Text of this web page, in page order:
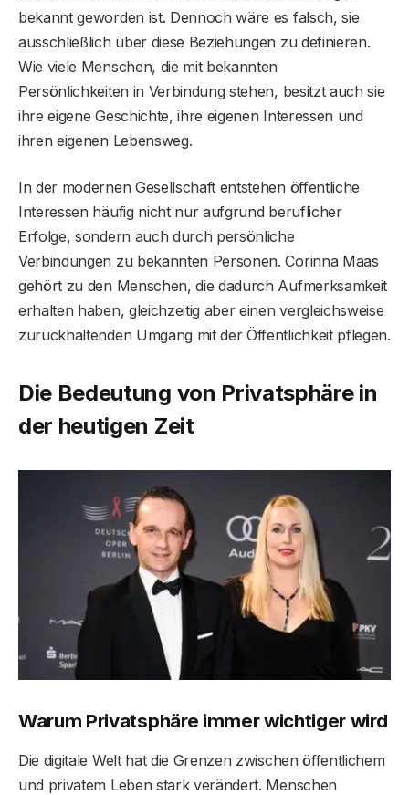
bekannt geworden ist. Dennoch wäre es falsch, sie
ausschließlich über diese Beziehungen zu definieren.
Wie viele Menschen, die mit bekannten
Persönlichkeiten in Verbindung stehen, besitzt auch sie
ihre eigene Geschichte, ihre eigenen Interessen und
ihren eigenen Lebensweg.
In der modernen Gesellschaft entstehen öffentliche
Interessen häufig nicht nur aufgrund beruflicher
Erfolge, sondern auch durch persönliche
Verbindungen zu bekannten Personen. Corinna Maas
gehört zu den Menschen, die dadurch Aufmerksamkeit
erhalten haben, gleichzeitig aber einen vergleichsweise
zurückhaltenden Umgang mit der Öffentlichkeit pflegen.
Die Bedeutung von Privatsphäre in
der heutigen Zeit
Warum Privatsphäre immer wichtiger wird
Die digitale Welt hat die Grenzen zwischen öffentlichem
und privatem Leben stark verändert. Menschen